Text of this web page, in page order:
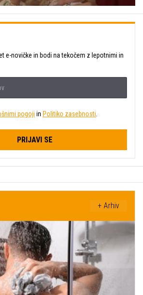
e-novičke in bodi na tekočem z lepotnimi in
pogoji in Politiko zasebnosti
PRIJAVI SE
+ Arhiv